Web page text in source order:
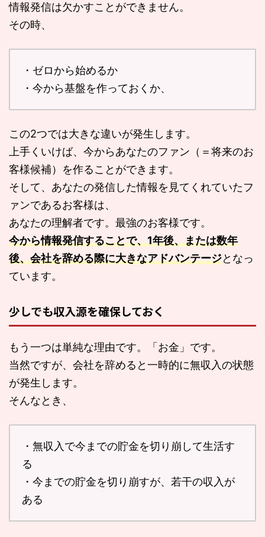
情報発信は欠かすことができません。
その時、
・ゼロから始めるか
・今から基盤を作っておくか、
この2つでは大きな違いが発生します。
上手くいけば、今からあなたのファン（＝将来のお
客様候補）を作ることができます。
そして、あなたの発信した情報を見てくれていたフ
ァンであるお客様は、
あなたの理解者です。最強のお客様です。
今から情報発信することで、1年後、または数年
後、会社を辞める際に大きなアドバンテージとなっ
ています。
少しでも収入源を確保しておく
もう一つは単純な理由です。「お金」です。
当然ですが、会社を辞めると一時的に無収入の状態
が発生します。
そんなとき、
・無収入で今までの貯金を切り崩して生活す
る
・今までの貯金を切り崩すが、若干の収入が
ある